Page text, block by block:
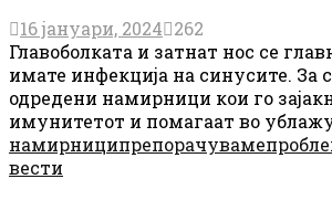
16 јануари, 2024 262
Главоболката и затнат нос се
имате инфекција на синусите. За
одредени намирници кои го
имунитетот и помагаат во
намирниципрепорачуваме
вести